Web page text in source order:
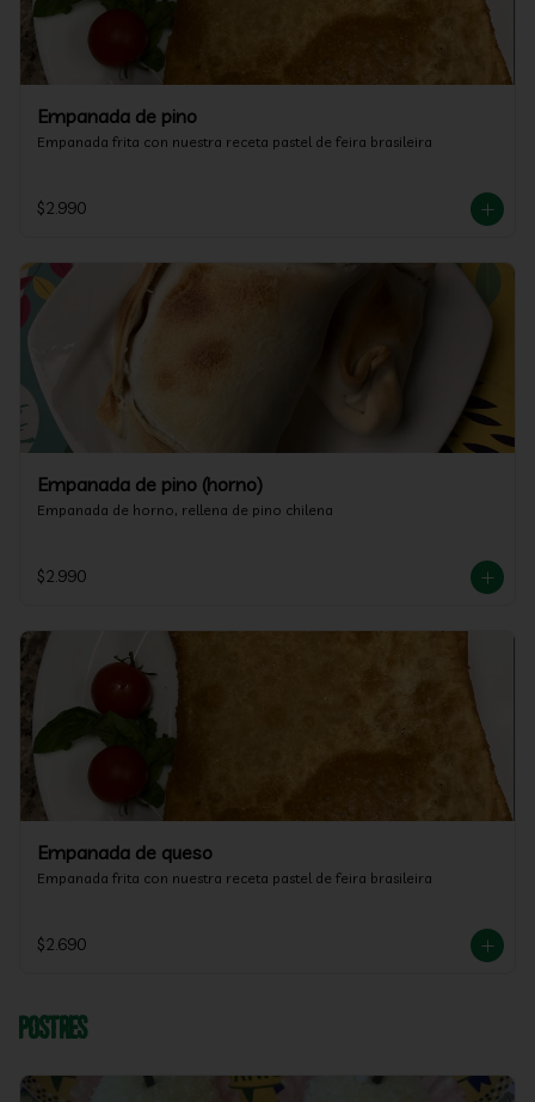
Empanada de pino
Empanada frita con nuestra receta pastel de feira brasileira
$2.990
Empanada de pino (horno)
Empanada de horno, rellena de pino chilena
$2.990
Empanada de queso
Empanada frita con nuestra receta pastel de feira brasileira
$2.690
Postres